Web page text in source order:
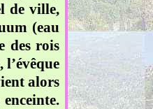
de ville,
(eau
des rois
alors